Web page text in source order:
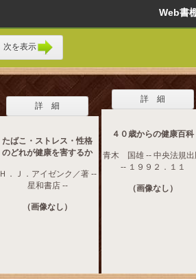
Web
次を表示
詳 細
たばこ・ストレス・性格
のどれが健康を害するか
Ｈ．Ｊ．アイゼンク／著 --
星和書店 --
（画像なし）
詳 細
４０歳からの健康百科
青木 国雄 -- 中央法規出
-- １９９２．１１
（画像なし）